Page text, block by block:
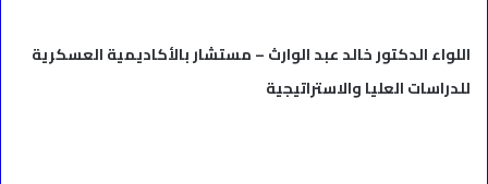
اللواء الدكتور خالد عبد الوارث – مستشار بالأكاديمية العسكرية
للدراسات العليا والاستراتيجية